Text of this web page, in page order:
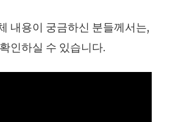
내용이 궁금하신 분들께서는,
인하실 수 있습니다.